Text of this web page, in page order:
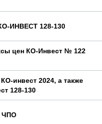
ИНВЕСТ 128-130
цен КО-Инвест № 122
инвест 2024, а также
128-130
ЧПО